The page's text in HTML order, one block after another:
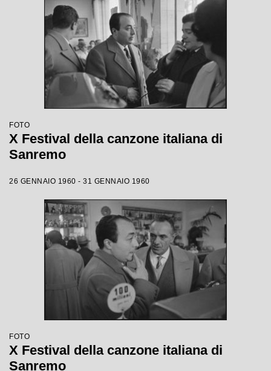
FOTO
X Festival della canzone italiana di
Sanremo
26 GENNAIO 1960 - 31 GENNAIO 1960
FOTO
X Festival della canzone italiana di
Sanremo